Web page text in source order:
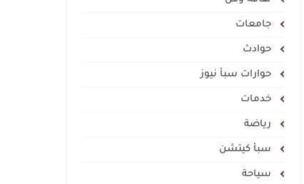
جامعات
حوادث
حوارات سبأ نيوز
خدمات
رياضة
سبأ كيتشن
سياحة